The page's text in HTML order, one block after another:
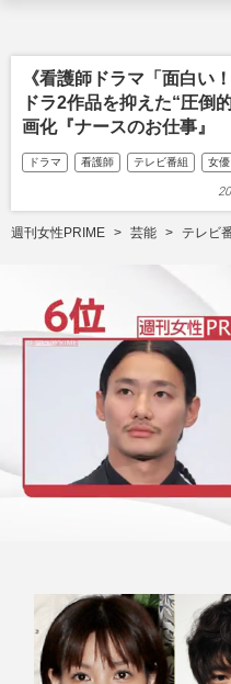
《看護師ドラマ「面白い
ドラ2作品を抑えた“圧倒
画化『ナースのお仕事』
ドラマ 看護師 テレビ番組 女優
週刊女性PRIME 芸能 テレビ